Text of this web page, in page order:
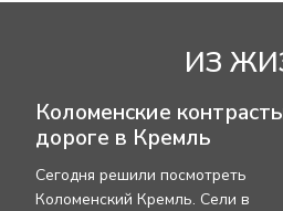
ИЗ
Коломенские
дороге в Кремль
Сегодня решили посмотреть
Коломенский Кремль. Сели в